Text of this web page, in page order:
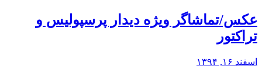
عکس/تماشاگر ویژه دیدار پرسپولیس و
تراکتور
اسفند ۱۶, ۱۳۹۴